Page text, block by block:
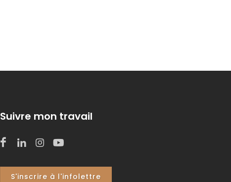
Suivre mon travail
S'inscrire à l'infolettre